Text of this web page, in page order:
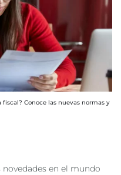
Conoce las nuevas normas y
en el mundo